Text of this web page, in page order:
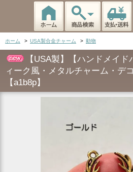
ホーム > USA製合金チャーム > 動物
【USA製】【ハンドメイ
ィーク風・メタルチャーム・デ
【a1b8p】